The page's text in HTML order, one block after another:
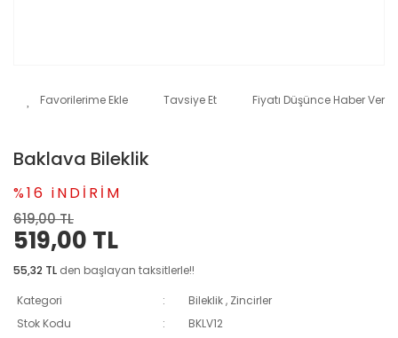
Tavsiye Et Fiyatı Düşünce Haber Ver
Baklava Bileklik
%16 iNDİRİM
619,00 TL
519,00 TL
55,32 TL den başlayan taksitlerle!!
Kategori
Bileklik, Zincirler
Stok Kodu
BKLV12